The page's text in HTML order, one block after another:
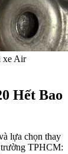
xe Air
Hết Bao
lựa chọn thay
trường TPHCM: